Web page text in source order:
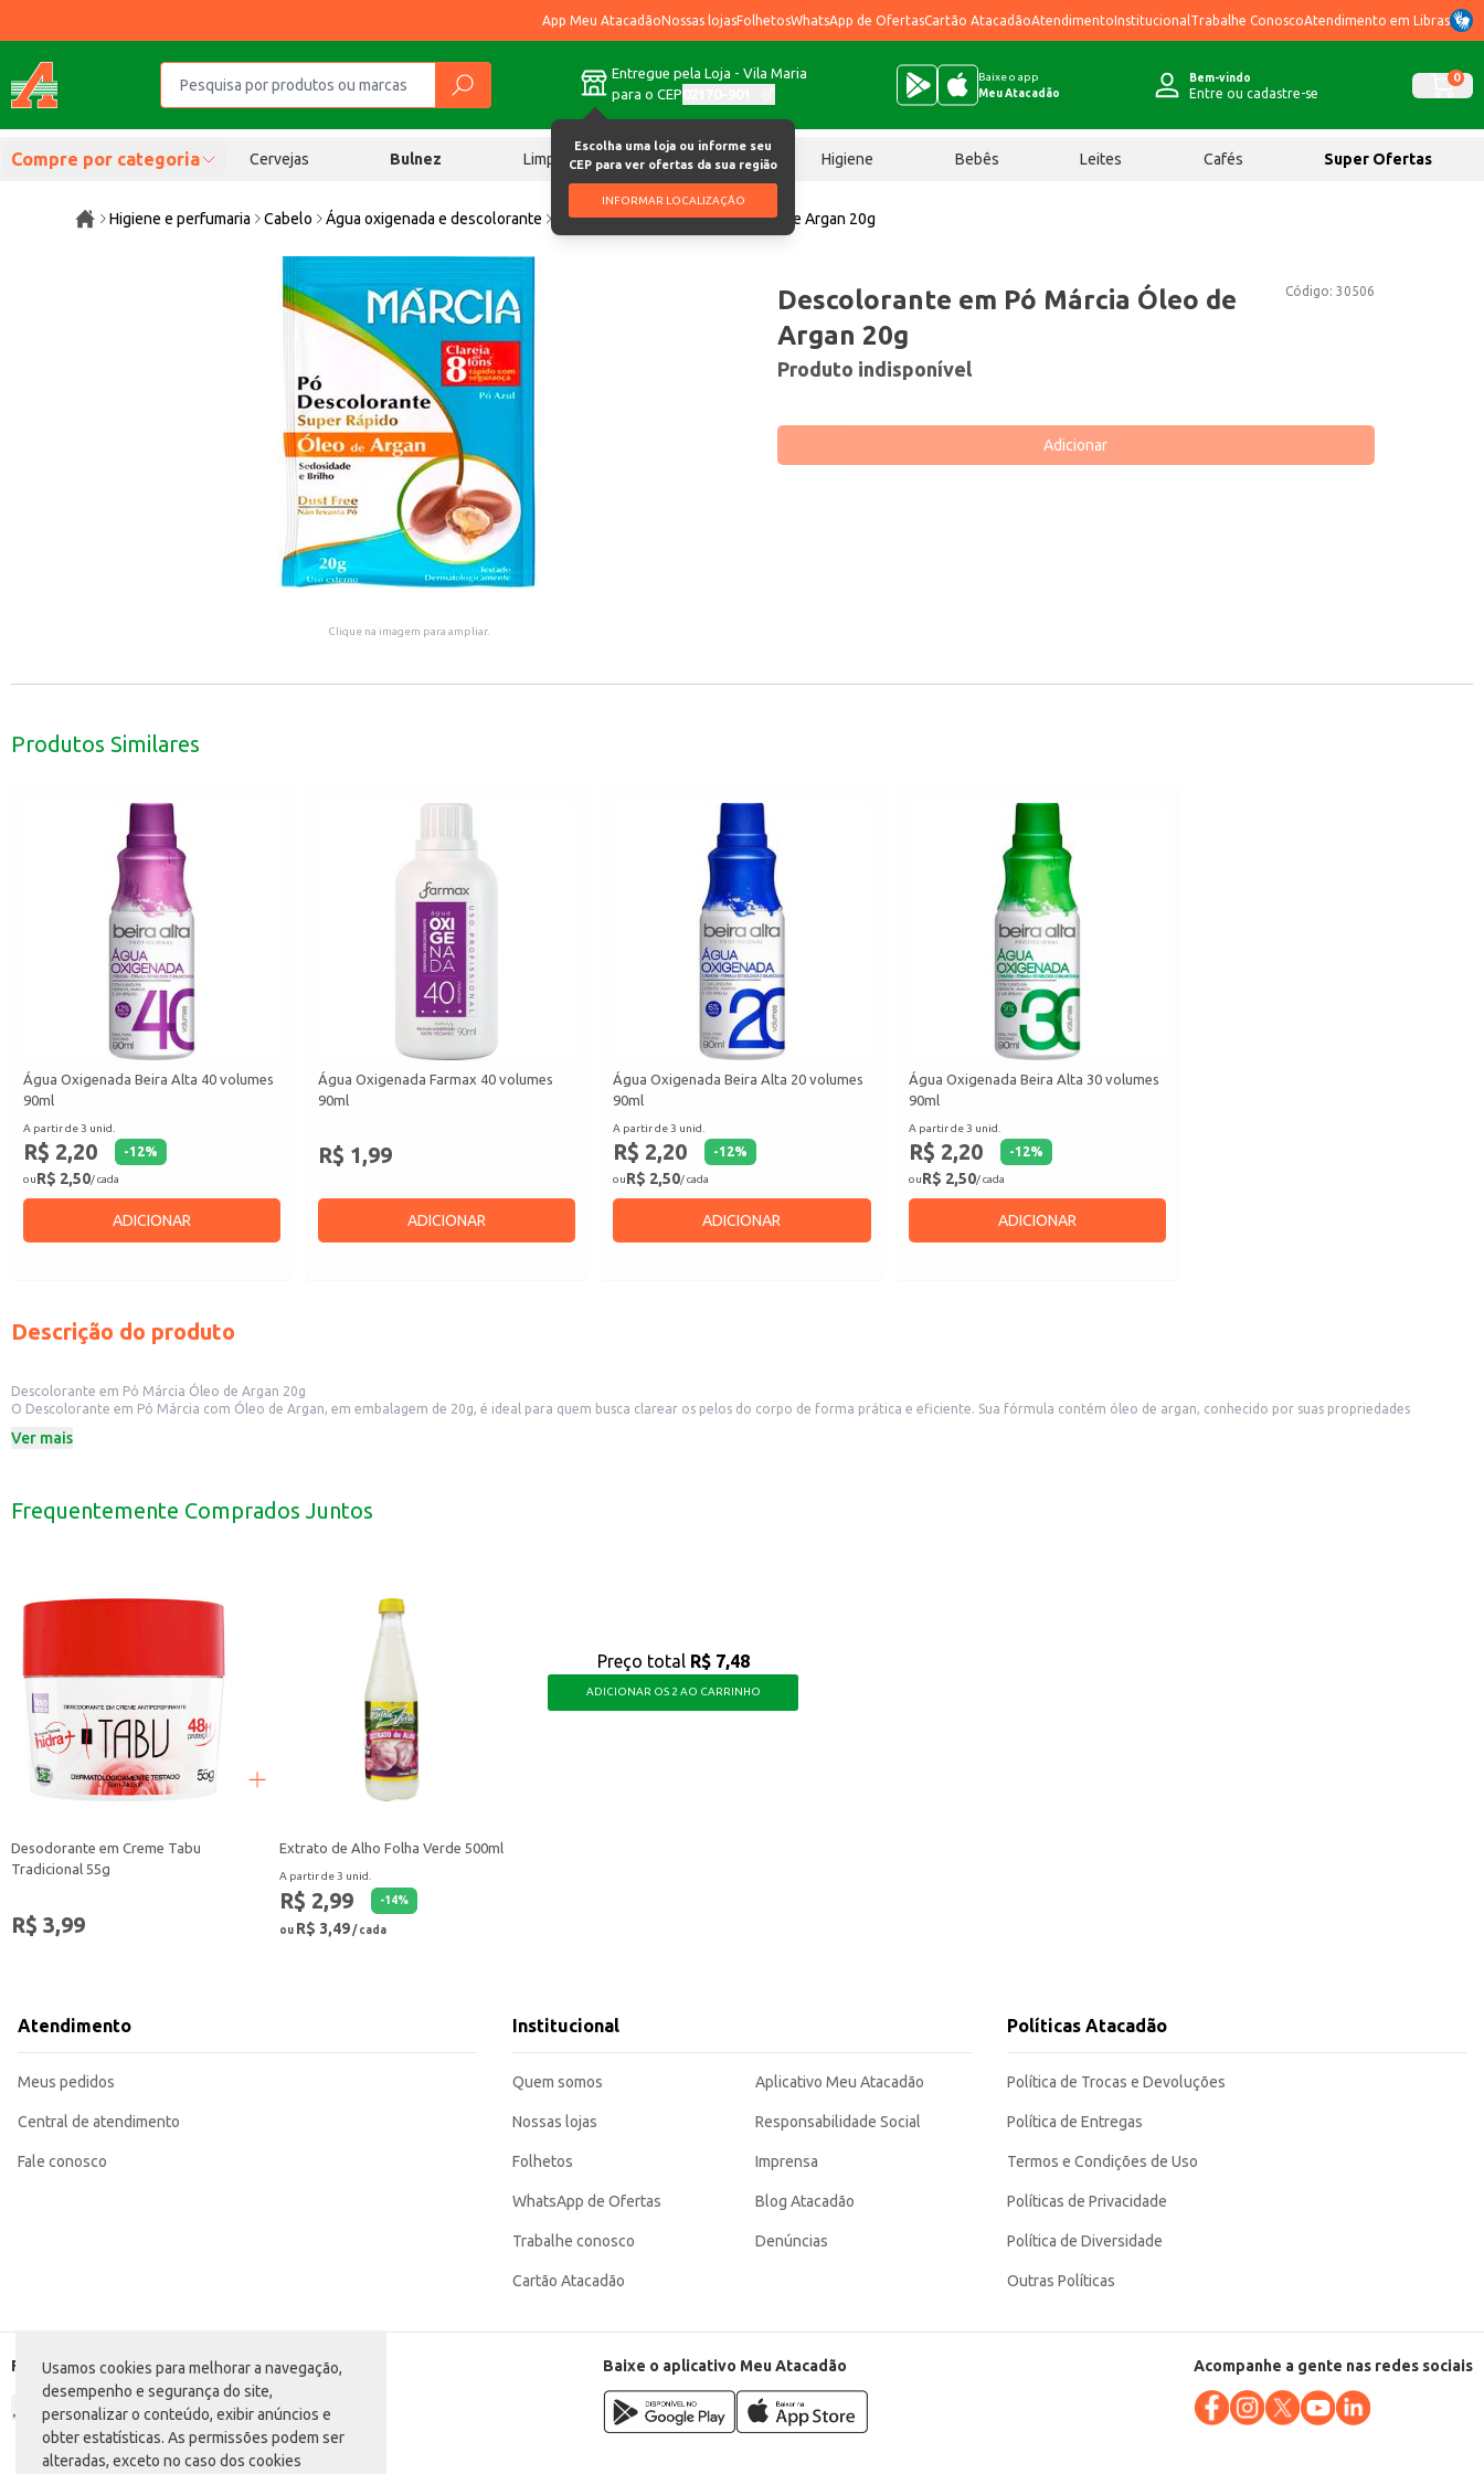
Usamos cookies para melhorar a navegação,
desempenho e segurança do site,
personalizar o conteúdo, exibir anúncios e
obter estatísticas. As permissões podem ser
alteradas, exceto no caso dos cookies
App Meu AtacadãoNossas lojasFolhetosWhatsApp de OfertasCartão AtacadãoAtendimentoInstitucional Trabalhe ConoscoAtendimento em Libras
Entregue pela Loja - Vila Maria
para o CEP
Escolha uma loja ou informe seu
CEP para ver ofertas da sua região
INFORMAR LOCALIZAÇÃO
Baixe o app
Meu Atacadão
Bem-vindo
Entre ou cadastre-se
0
Compre por categoria Cervejas Bulnez Limpeza Chocolates Higiene Bebês Leites Cafés Super Ofertas
Higiene e perfumaria Cabelo Água oxigenada e descolorante Descolorante em Pó Márcia Óleo de Argan 20g
Clique na imagem para ampliar.
Código: 30506
Descolorante em Pó Márcia Óleo de
Argan 20g
Produto indisponível
Adicionar
Produtos Similares
Água Oxigenada Beira Alta 40 volumes
90ml
A partir de 3 unid.
R$ 2,20 -12%
ouR$ 2,50/ cada
ADICIONAR
Água Oxigenada Farmax 40 volumes
90ml
R$ 1,99
ADICIONAR
Água Oxigenada Beira Alta 20 volumes
90ml
A partir de 3 unid.
R$ 2,20 -12%
ouR$ 2,50/ cada
ADICIONAR
Água Oxigenada Beira Alta 30 volumes
90ml
A partir de 3 unid.
R$ 2,20 -12%
ouR$ 2,50/ cada
ADICIONAR
Descrição do produto
Descolorante em Pó Márcia Óleo de Argan 20g
O Descolorante em Pó Márcia com Óleo de Argan, em embalagem de 20g, é ideal para quem busca clarear os pelos do corpo de forma prática e eficiente. Sua fórmula contém óleo de argan, conhecido por suas propriedades
Este produto é indicado para uso doméstico e pode ser utilizado para descolorir pelos em diversas áreas do corpo, como braços, pernas e buço.
Misture o descolorante com a água oxigenada indicada na embalagem até obter uma consistência homogênea.
Ver mais
Frequentemente Comprados Juntos
Desodorante em Creme Tabu
Tradicional 55g
R$ 3,99
Extrato de Alho Folha Verde 500ml
A partir de 3 unid.
R$ 2,99 -14%
ou R$ 3,49/ cada
Preço total R$ 7,48
ADICIONAR OS 2 AO CARRINHO
Atendimento
Meus pedidos
Central de atendimento
Fale conosco
Institucional
Quem somos
Nossas lojas
Folhetos
WhatsApp de Ofertas
Trabalhe conosco
Cartão Atacadão
Aplicativo Meu Atacadão
Responsabilidade Social
Imprensa
Blog Atacadão
Denúncias
Políticas Atacadão
Política de Trocas e Devoluções
Política de Entregas
Termos e Condições de Uso
Políticas de Privacidade
Política de Diversidade
Outras Políticas
Formas de pagamento Baixe o aplicativo Meu Atacadão Acompanhe a gente nas redes sociais